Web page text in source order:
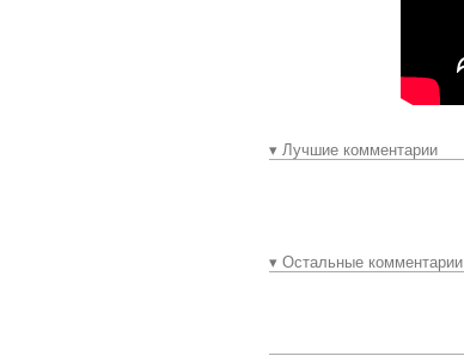
▾ Лучшие комментарии
▾ Остальные комментарии